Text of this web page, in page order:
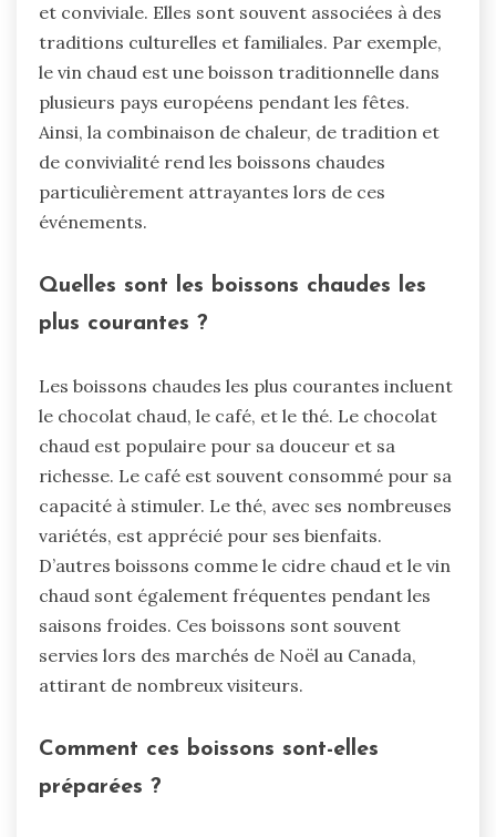
et conviviale. Elles sont souvent associées à des
traditions culturelles et familiales. Par exemple,
le vin chaud est une boisson traditionnelle dans
plusieurs pays européens pendant les fêtes.
Ainsi, la combinaison de chaleur, de tradition et
de convivialité rend les boissons chaudes
particulièrement attrayantes lors de ces
événements.
Quelles sont les boissons chaudes les
plus courantes ?
Les boissons chaudes les plus courantes incluent
le chocolat chaud, le café, et le thé. Le chocolat
chaud est populaire pour sa douceur et sa
richesse. Le café est souvent consommé pour sa
capacité à stimuler. Le thé, avec ses nombreuses
variétés, est apprécié pour ses bienfaits.
D’autres boissons comme le cidre chaud et le vin
chaud sont également fréquentes pendant les
saisons froides. Ces boissons sont souvent
servies lors des marchés de Noël au Canada,
attirant de nombreux visiteurs.
Comment ces boissons sont-elles
préparées ?